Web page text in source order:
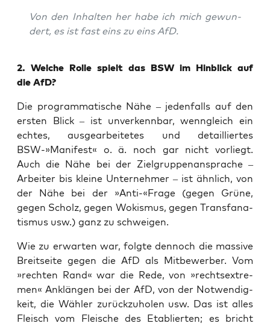
Von den Inhal­ten her habe ich mich gewun­
dert, es ist fast eins zu eins AfD.
2. Wel­che Rol­le spielt das BSW im Hin­blick auf
die AfD?
Die pro­gram­ma­ti­sche Nähe – jeden­falls auf den
ers­ten Blick – ist unver­kenn­bar, wenn­gleich ein
ech­tes, aus­ge­ar­bei­te­tes und detail­lier­tes
BSW-»Manifest« o. ä. noch gar nicht vor­liegt.
Auch die Nähe bei der Ziel­grup­pen­an­spra­che –
Arbei­ter bis klei­ne Unter­neh­mer – ist ähn­lich, von
der Nähe bei der »Anti-«Frage (gegen Grü­ne,
gegen Scholz, gegen Wokis­mus, gegen Trans­fa­na­
tis­mus usw.) ganz zu schweigen.
Wie zu erwar­ten war, folg­te den­noch die mas­si­ve
Breit­sei­te gegen die AfD als Mit­be­wer­ber. Vom
»rech­ten Rand« war die Rede, von »rechts­extre­
men« Anklän­gen bei der AfD, von der Not­wen­dig­
keit, die Wäh­ler zurück­zu­ho­len usw. Das ist alles
Fleisch vom Flei­sche des Eta­blier­ten; es bricht